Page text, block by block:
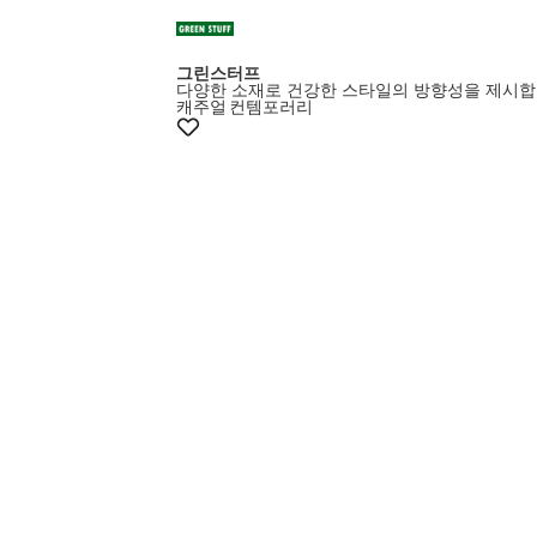
그린스터프
다양한 소재로 건강한 스타일의 방향성을 제시
캐주얼 컨템포러리